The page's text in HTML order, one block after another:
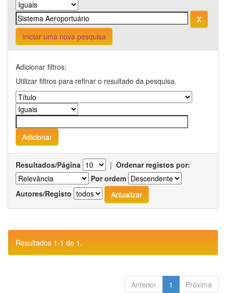
Iniciar uma nova pesquisa
Adicionar filtros:
Utilizar filtros para refinar o resultado da pesquisa.
Resultados/Página | Ordenar registos por:
Por ordem
Autores/Registo
Resultados 1-1 de 1.
Anterior 1 Próxima